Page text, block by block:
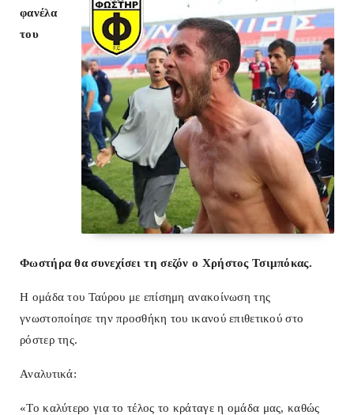
φανέλα
του
Φωστήρα θα συνεχίσει τη σεζόν ο Χρήστος Τσιμπόκας.
Η ομάδα του Ταύρου με επίσημη ανακοίνωση της
γνωστοποίησε την προσθήκη του ικανού επιθετικού στο
ρόστερ της.
Αναλυτικά:
«Το καλύτερο για το τέλος το κράταγε η ομάδα μας, καθώς